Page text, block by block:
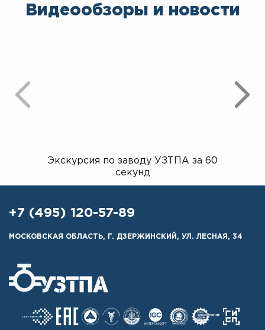
Видеообзоры и новости
Экскурсия по заводу УЗТПА за 60
секунд
+7 (495) 120-57-89
МОСКОВСКАЯ ОБЛАСТЬ, Г. ДЗЕРЖИНСКИЙ, УЛ. ЛЕСНАЯ, 34